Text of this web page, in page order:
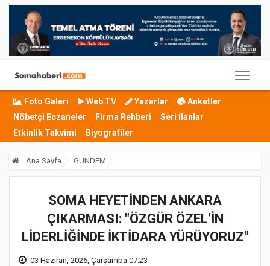
Foto Galeri Web TV Yazarlar
Anketler
Nöbetçi Eczaneler
Firma Rehberi
Seri İlanlar
Etkinlik Takvimi
Biyografiler
Ana Sayfa GÜNDEM
SOMA HEYETİNDEN ANKARA
ÇIKARMASI: "ÖZGÜR ÖZEL’İN
LİDERLİĞİNDE İKTİDARA YÜRÜYORUZ"
03 Haziran, 2026, Çarşamba 07:23